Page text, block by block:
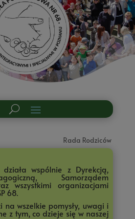
Rada Rodziców
działa wspólnie z Dyrekcją,
Samorządem
wszystkimi organizacjami
68.
na wszelkie pomysły, uwagi i
z tym, co dzieje się w naszej